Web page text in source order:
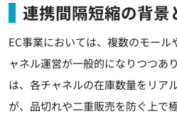
連携間隔短縮の背景
EC事業においては、複数のモー
ャネル運営が一般的になりつつあ
は、各チャネルの在庫数量をリア
が、品切れや二重販売を防ぐ上で